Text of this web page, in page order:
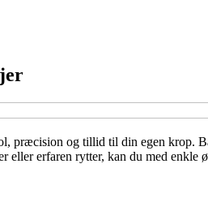
præcision og tillid til din egen krop.
erfaren rytter, kan du med